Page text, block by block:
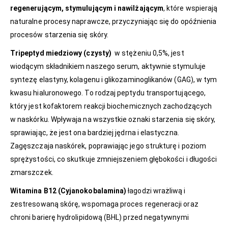
regenerującym, stymulującym i nawilżającym, które wspierają
naturalne procesy naprawcze, przyczyniając się do opóźnienia
procesów starzenia się skóry.
Tripeptyd miedziowy (czysty) w stężeniu 0,5%, jest
wiodącym składnikiem naszego serum, aktywnie stymuluje
syntezę elastyny, kolagenu i glikozaminoglikanów (GAG), w tym
kwasu hialuronowego. To rodzaj peptydu transportującego,
który jest kofaktorem reakcji biochemicznych zachodzących
w naskórku. Wpływaja na wszystkie oznaki starzenia się skóry,
sprawiając, że jest ona bardziej jędrna i elastyczna.
Zagęszczaja naskórek, poprawiając jego strukturę i poziom
sprężystości, co skutkuje zmniejszeniem głębokości i długości
zmarszczek.
Witamina B12 (Cyjanokobalamina)łagodzi wrażliwą i
zestresowaną skórę, wspomaga proces regeneracji oraz
chroni barierę hydrolipidową (BHL) przed negatywnymi